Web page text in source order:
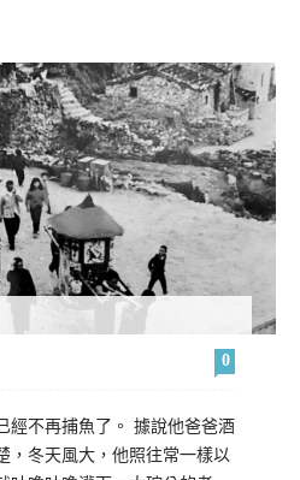
0
經不再捕魚了。 據說他爸爸酒
，冬天風大，他照往常一樣以